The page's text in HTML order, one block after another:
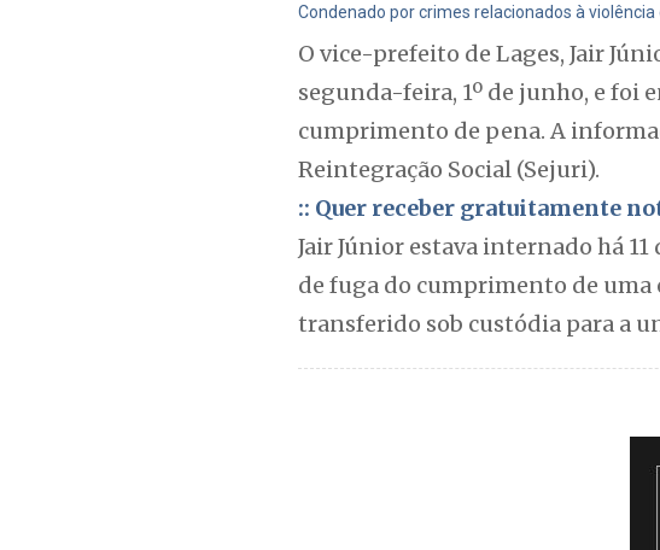
Condenado por crimes relacionados à
O vice-prefeito de Lages, Jair
segunda-feira, 1º de junho, e foi
cumprimento de pena. A
Reintegração Social (Sejuri).
:: Quer receber gratuitamente
Jair Júnior estava internado há
de fuga do cumprimento de uma
transferido sob custódia para a